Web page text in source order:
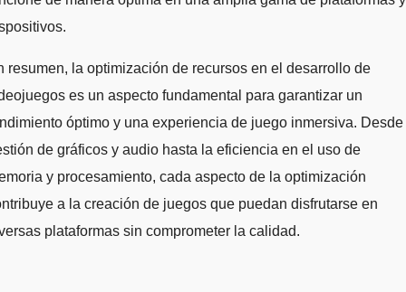
resumen, la optimización de recursos en el desarrollo de
es un aspecto fundamental para garantizar un
óptimo y una experiencia de juego inmersiva. Desde
de gráficos y audio hasta la eficiencia en el uso de
y procesamiento, cada aspecto de la optimización
a la creación de juegos que puedan disfrutarse en
plataformas sin comprometer la calidad.